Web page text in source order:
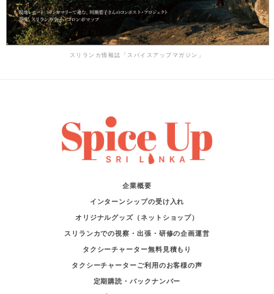
スリランカ情報誌「スパイスアップマガジン」
企業概要
インターンシップの受け入れ
オリジナルグッズ（ネットショップ）
スリランカでの視察・出張・研修の企画運営
タクシーチャーター無料見積もり
タクシーチャーターご利用のお客様の声
定期購読・バックナンバー